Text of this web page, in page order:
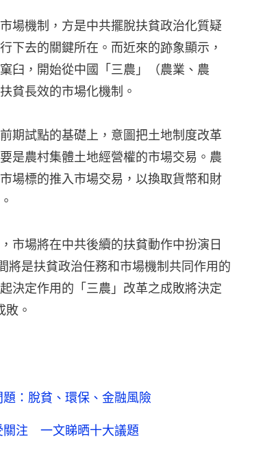
場機制，方是中共擺脫扶貧政治化質疑
下去的關鍵所在。而近來的跡象顯示，
臼，開始從中國「三農」（農業、農
貧長效的市場化機制。
期試點的基礎上，意圖把土地制度改革
是農村集體土地經營權的市場交易。農
場標的推入市場交易，以換取貨幣和財
市場將在中共後續的扶貧動作中扮演日
將是扶貧政治任務和市場機制共同作用的
決定作用的「三農」改革之成敗將決定
。
題：脫貧、環保、金融風險
關注 一文睇晒十大議題